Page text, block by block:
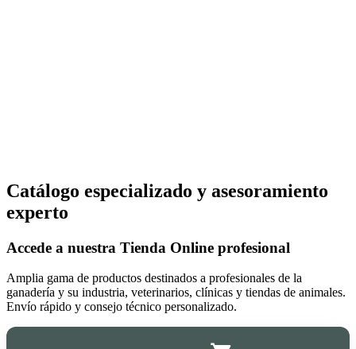
Catálogo especializado y asesoramiento
experto
Accede a nuestra Tienda Online profesional
Amplia gama de productos destinados a profesionales de la
ganadería y su industria, veterinarios, clínicas y tiendas de animales.
Envío rápido y consejo técnico personalizado.